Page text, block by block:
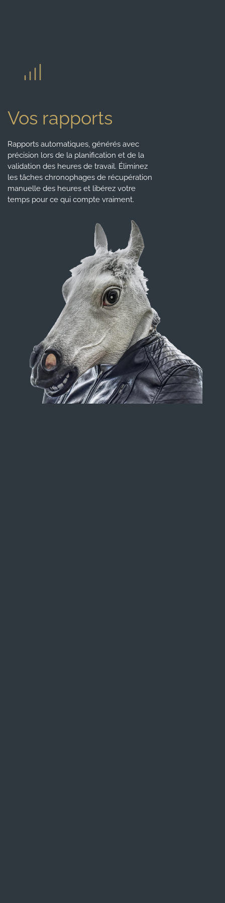
Vos rapports
Rapports automatiques, générés avec
précision lors de la planification et de la
validation des heures de travail. Éliminez
les tâches chronophages de récupération
manuelle des heures et libérez votre
temps pour ce qui compte vraiment.